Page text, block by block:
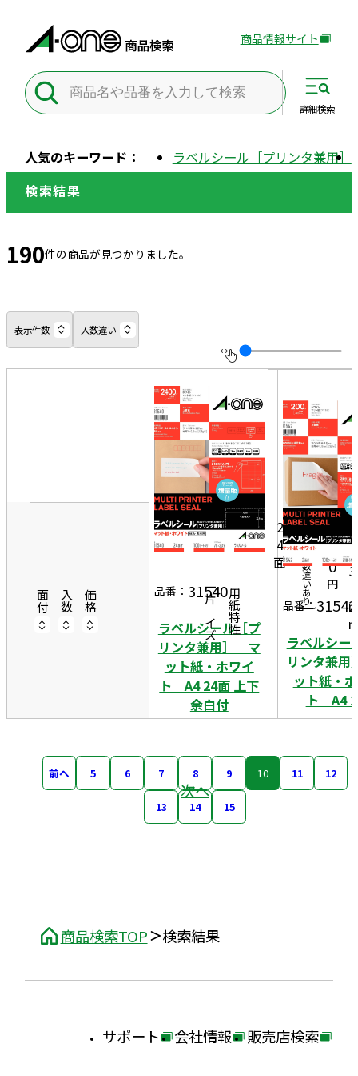
外
サ
別
す
商品情報サイト
人気のキーワード： ラベルシール［プリンタ兼用］
詳細検索
商品検索TOP 検索結果
検索結果
190件の商品が見つかりました。
表示件数 入数違い
示
面付 入数 価格 一片サイズ用紙特性
品番： 31540
ラベルシール［プ
リンタ兼用］ マ
ット紙・ホワイ
ト A4 24面 上下
余白付
2
4
面
10
0シ
ー
ト
入
数
違
い
あ
り
5,
1
7
0
円
7
0
品番：31542
ラベルシー
リンタ兼
ット紙・
ト A4
前へ 5 6 7 8 9 10 11 12
13 14 15
次へ
外
サポート
外
会社情報
外
販売店検索